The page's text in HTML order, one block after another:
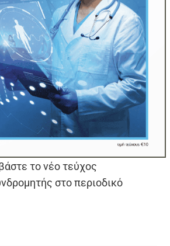
το νέο τεύχος
στο περιοδικό